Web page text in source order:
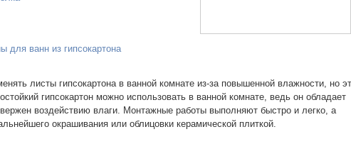
для ванн из гипсокартона
листы гипсокартона в ванной комнате из-за повышенной влажности, но
гипсокартон можно использовать в ванной комнате, ведь он обладает
воздействию влаги. Монтажные работы выполняют быстро и легко, а
окрашивания или облицовки керамической плиткой.